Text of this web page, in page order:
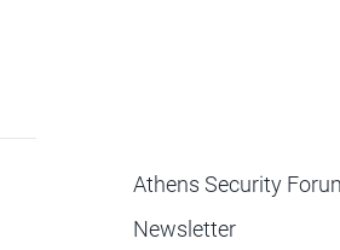
Athens Security
Newsletter